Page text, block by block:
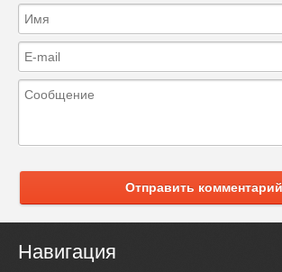
Отправить комментарий
Навигация